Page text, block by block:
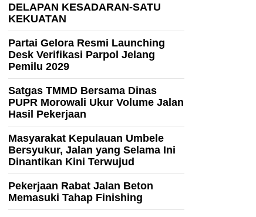
DELAPAN KESADARAN-SATU
KEKUATAN
Partai Gelora Resmi Launching
Desk Verifikasi Parpol Jelang
Pemilu 2029
Satgas TMMD Bersama Dinas
PUPR Morowali Ukur Volume Jalan
Hasil Pekerjaan
Masyarakat Kepulauan Umbele
Bersyukur, Jalan yang Selama Ini
Dinantikan Kini Terwujud
Pekerjaan Rabat Jalan Beton
Memasuki Tahap Finishing